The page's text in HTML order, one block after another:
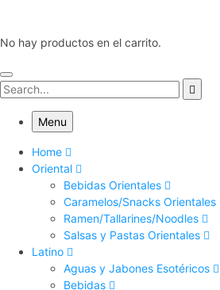
No hay productos en el carrito.
Menu
Home
Oriental
Bebidas Orientales
Caramelos/Snacks Orientales
Ramen/Tallarines/Noodles
Salsas y Pastas Orientales
Latino
Aguas y Jabones Esotéricos
Bebidas